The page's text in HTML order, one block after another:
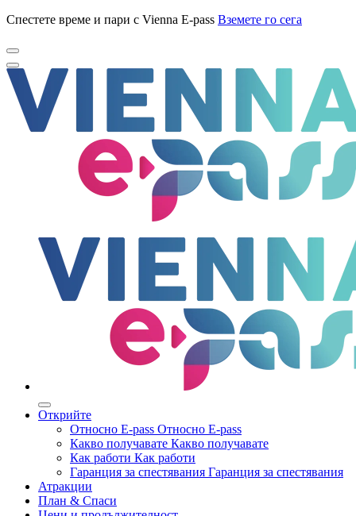
Спестете време и пари с Vienna E-pass Вземете го сега
Открийте
Относно E-pass Относно E-pass
Какво получавате Какво получавате
Как работи Как работи
Гаранция за спестявания Гаранция за спестявания
Атракции
План & Спаси